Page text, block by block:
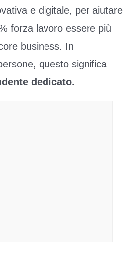
e digitale, per aiutare
forza lavoro essere più
business. In
questo significa
dedicato.